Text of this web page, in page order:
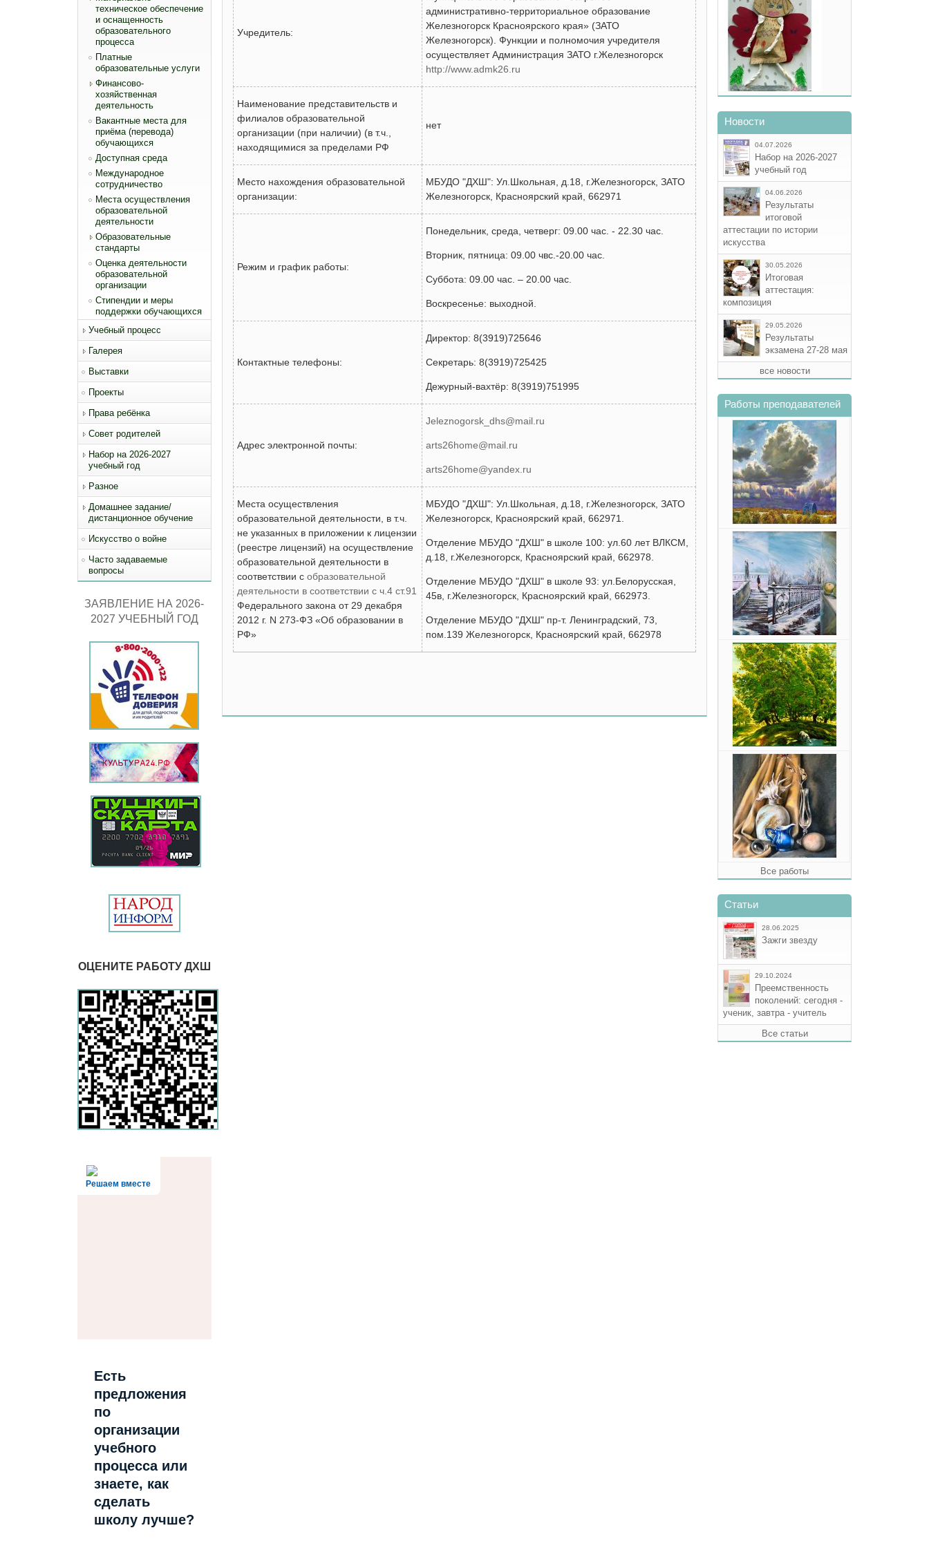
техническое обеспечение
и оснащенность
образовательного
процесса
Платные
образовательные услуги
Финансово-
хозяйственная
деятельность
Вакантные места для
приёма (перевода)
обучающихся
Доступная среда
Международное
сотрудничество
Места осуществления
образовательной
деятельности
Образовательные
стандарты
Оценка деятельности
образовательной
организации
Стипендии и меры
поддержки обучающихся
Учебный процесс
Галерея
Выставки
Проекты
Права ребёнка
Совет родителей
Набор на 2026-2027
учебный год
Разное
Домашнее задание/
дистанционное обучение
Искусство о войне
Часто задаваемые
вопросы
ЗАЯВЛЕНИЕ НА 2026-
2027 УЧЕБНЫЙ ГОД
ОЦЕНИТЕ РАБОТУ ДХШ
Решаем вместе
Есть
предложения
по
организации
учебного
процесса или
знаете, как
сделать
школу лучше?
Учредитель:
административно-территориальное образование
Железногорск Красноярского края» (ЗАТО
Железногорск). Функции и полномочия учредителя
осуществляет Администрация ЗАТО г.Железногорск
http://www.admk26.ru
Наименование представительств и
филиалов образовательной
организации (при наличии) (в т.ч.,
находящимися за пределами РФ
нет
Место нахождения образовательной
организации:
МБУДО "ДХШ": Ул.Школьная, д.18, г.Железногорск, ЗАТО
Железногорск, Красноярский край, 662971
Режим и график работы:
Понедельник, среда, четверг: 09.00 час. - 22.30 час.
Вторник, пятница: 09.00 чвс.-20.00 час.
Суббота: 09.00 час. – 20.00 час.
Воскресенье: выходной.
Контактные телефоны:
Директор: 8(3919)725646
Секретарь: 8(3919)725425
Дежурный-вахтёр: 8(3919)751995
Адрес электронной почты:
Jeleznogorsk_dhs@mail.ru
arts26home@mail.ru
arts26home@yandex.ru
Места осуществления
образовательной деятельности, в т.ч.
не указанных в приложении к лицензии
(реестре лицензий) на осуществление
образовательной деятельности в
соответствии с образовательной
деятельности в соответствии с ч.4 ст.91
Федерального закона от 29 декабря
2012 г. N 273-ФЗ «Об образовании в
РФ»
МБУДО "ДХШ": Ул.Школьная, д.18, г.Железногорск, ЗАТО
Железногорск, Красноярский край, 662971.
Отделение МБУДО "ДХШ" в школе 100: ул.60 лет ВЛКСМ,
д.18, г.Железногорск, Красноярский край, 662978.
Отделение МБУДО "ДХШ" в школе 93: ул.Белорусская,
45в, г.Железногорск, Красноярский край, 662973.
Отделение МБУДО "ДХШ" пр-т. Ленинградский, 73,
пом.139 Железногорск, Красноярский край, 662978
Новости
04.07.2026
Набор на 2026-2027
учебный год
04.06.2026
Результаты
итоговой
аттестации по истории
искусства
30.05.2026
Итоговая
аттестация:
композиция
29.05.2026
Результаты
экзамена 27-28 мая
все новости
Работы преподавателей
Все работы
Статьи
28.06.2025
Зажги звезду
29.10.2024
Преемственность
поколений: сегодня -
ученик, завтра - учитель
Все статьи